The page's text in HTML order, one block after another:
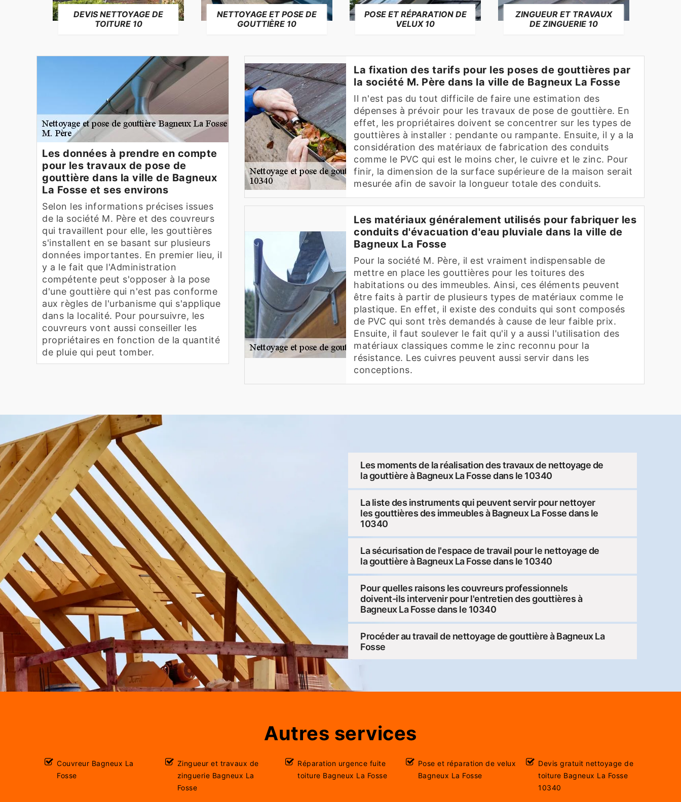
DEVIS NETTOYAGE DE
TOITURE 10
NETTOYAGE ET POSE DE
GOUTTIÈRE 10
POSE ET RÉPARATION DE
VELUX 10
ZINGUEUR ET TRAVAUX
DE ZINGUERIE 10
Les données à prendre en compte
pour les travaux de pose de
gouttière dans la ville de Bagneux
La Fosse et ses environs
Selon les informations précises issues
de la société M. Père et des couvreurs
qui travaillent pour elle, les gouttières
s'installent en se basant sur plusieurs
données importantes. En premier lieu, il
y a le fait que l'Administration
compétente peut s'opposer à la pose
d'une gouttière qui n'est pas conforme
aux règles de l'urbanisme qui s'applique
dans la localité. Pour poursuivre, les
couvreurs vont aussi conseiller les
propriétaires en fonction de la quantité
de pluie qui peut tomber.
La fixation des tarifs pour les poses de gouttières par
la société M. Père dans la ville de Bagneux La Fosse
Il n'est pas du tout difficile de faire une estimation des
dépenses à prévoir pour les travaux de pose de gouttière. En
effet, les propriétaires doivent se concentrer sur les types de
gouttières à installer : pendante ou rampante. Ensuite, il y a la
considération des matériaux de fabrication des conduits
comme le PVC qui est le moins cher, le cuivre et le zinc. Pour
finir, la dimension de la surface supérieure de la maison serait
mesurée afin de savoir la longueur totale des conduits.
Les matériaux généralement utilisés pour fabriquer les
conduits d'évacuation d'eau pluviale dans la ville de
Bagneux La Fosse
Pour la société M. Père, il est vraiment indispensable de
mettre en place les gouttières pour les toitures des
habitations ou des immeubles. Ainsi, ces éléments peuvent
être faits à partir de plusieurs types de matériaux comme le
plastique. En effet, il existe des conduits qui sont composés
de PVC qui sont très demandés à cause de leur faible prix.
Ensuite, il faut soulever le fait qu'il y a aussi l'utilisation des
matériaux classiques comme le zinc reconnu pour la
résistance. Les cuivres peuvent aussi servir dans les
conceptions.
Les moments de la réalisation des travaux de nettoyage de
la gouttière à Bagneux La Fosse dans le 10340
La liste des instruments qui peuvent servir pour nettoyer
les gouttières des immeubles à Bagneux La Fosse dans le
10340
La sécurisation de l'espace de travail pour le nettoyage de
la gouttière à Bagneux La Fosse dans le 10340
Pour quelles raisons les couvreurs professionnels
doivent-ils intervenir pour l'entretien des gouttières à
Bagneux La Fosse dans le 10340
Procéder au travail de nettoyage de gouttière à Bagneux La
Fosse
Autres services
Couvreur Bagneux La
Fosse
Zingueur et travaux de
zinguerie Bagneux La
Fosse
Réparation urgence fuite
toiture Bagneux La Fosse
Pose et réparation de velux
Bagneux La Fosse
Devis gratuit nettoyage de
toiture Bagneux La Fosse
10340